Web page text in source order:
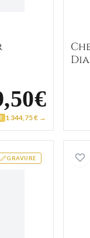
1 344,75 € →
GRAVURE
Parchemin Geralte Or